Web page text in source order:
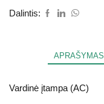
Dalintis:
APRAŠYMAS
Vardinė įtampa (AC)